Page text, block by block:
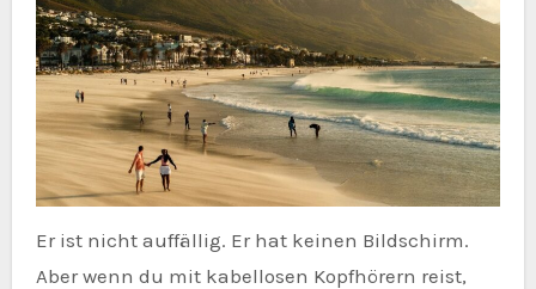
Er ist nicht auffällig. Er hat keinen Bildschirm.
Aber wenn du mit kabellosen Kopfhörern reist,